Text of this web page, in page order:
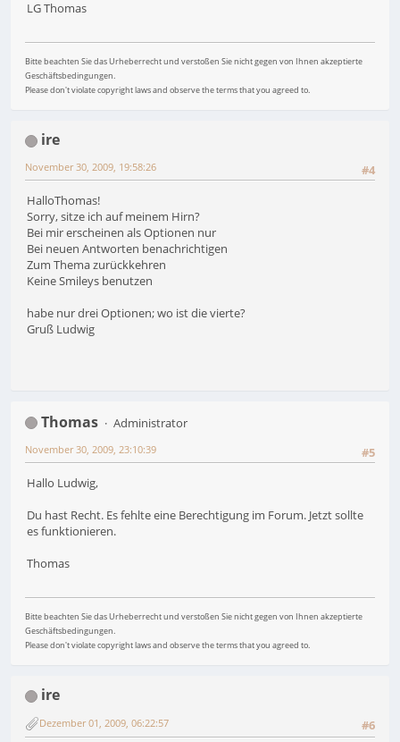
LG Thomas
Bitte beachten Sie das Urheberrecht und verstoßen Sie nicht gegen von Ihnen akzeptierte
Geschäftsbedingungen.
Please don't violate copyright laws and observe the terms that you agreed to.
ire
#4
November 30, 2009, 19:58:26
HalloThomas!
Sorry, sitze ich auf meinem Hirn?
Bei mir erscheinen als Optionen nur
Bei neuen Antworten benachrichtigen
Zum Thema zurückkehren
Keine Smileys benutzen
habe nur drei Optionen; wo ist die vierte?
Gruß Ludwig
Thomas
Administrator
#5
November 30, 2009, 23:10:39
Hallo Ludwig,
Du hast Recht. Es fehlte eine Berechtigung im Forum. Jetzt sollte
es funktionieren.
Thomas
Bitte beachten Sie das Urheberrecht und verstoßen Sie nicht gegen von Ihnen akzeptierte
Geschäftsbedingungen.
Please don't violate copyright laws and observe the terms that you agreed to.
ire
#6
Dezember 01, 2009, 06:22:57